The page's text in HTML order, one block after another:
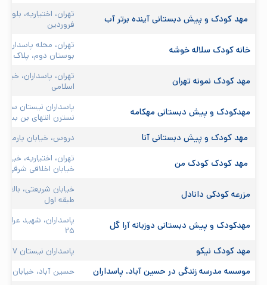
تهران، اختیاریه،
فروردین
خانه کودک سلاله خوشه
تهران، محله
بوستان دوم، پلاک ۱۴
مهد کودک نمونه تهران
تهران، پاسداران،
اسلامی
مهدکودک و پیش دبستانی مهکامه
پاسداران نیستان
نسترن انتهای بن
دروس، خیابان
تهران، اختیاریه،
خیابان اخلاقی شرقی
مزرعه کودکی دانادل
خیابان شریعتی،
طبقه اول
مهدکودک و پیش دبستانی دوزبانه آرا گل
پاسداران، شهید
۲۵
مهد کودک نیکو
پاسداران نیستان ۷ میدان احتشامیه پلاک ۶۵
موسسه مدرسه زندگی در حسین آباد، پاسداران
حسین آباد، خیابان